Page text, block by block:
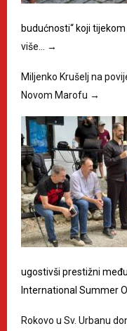
budućnosti“ koji
više…
→
Miljenko Krušelj na
Novom Marofu →
ugostivši prestižni
International Summer
Rokovo u Sv. Urbanu